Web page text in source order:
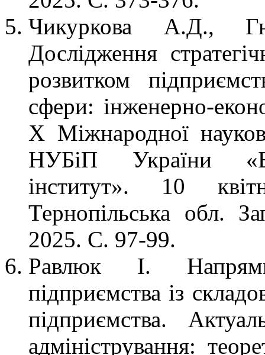
Чикуркова А.Д.,
Дослідження
розвитком
сфери: інженерно-
X Міжнародної
НУБіП України
інститут». 10
Тернопільська обл.
2025. С. 97-99.
Равлюк І. Напрями
підприємства із
підприємства.
адміністрування: